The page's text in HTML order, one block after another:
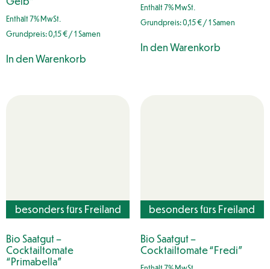
Enthält 7% MwSt.
Grundpreis:0,15€/ 1 Samen
In den Warenkorb
Enthält 7% MwSt.
Grundpreis:0,15€/ 1 Samen
In den Warenkorb
besonders fürs Freiland
Bio Saatgut –
Cocktailtomate
“Primabella”
besonders fürs Freiland
Bio Saatgut –
Cocktailtomate “Fredi”